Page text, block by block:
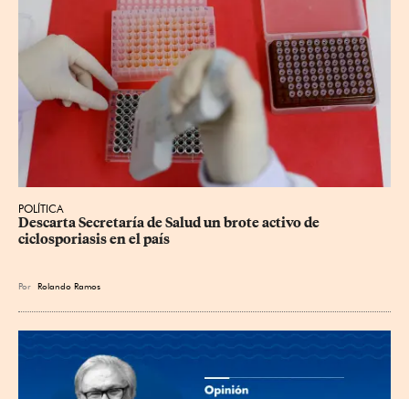
POLÍTICA
Descarta Secretaría de Salud un brote activo de
ciclosporiasis en el país
Por Rolando Ramos